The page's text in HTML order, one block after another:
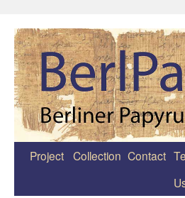
Zum
Project Collection Contact